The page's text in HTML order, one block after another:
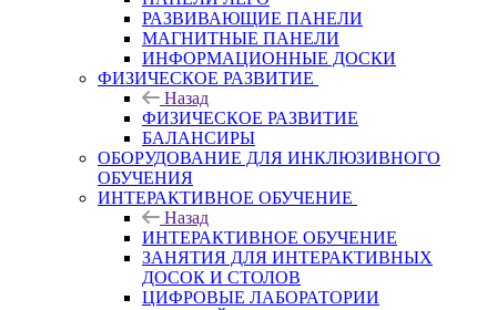
РАЗВИВАЮЩИЕ ПАНЕЛИ
МАГНИТНЫЕ ПАНЕЛИ
ИНФОРМАЦИОННЫЕ ДОСКИ
ФИЗИЧЕСКОЕ РАЗВИТИЕ
Назад
ФИЗИЧЕСКОЕ РАЗВИТИЕ
БАЛАНСИРЫ
ОБОРУДОВАНИЕ ДЛЯ ИНКЛЮЗИВНОГО
ОБУЧЕНИЯ
ИНТЕРАКТИВНОЕ ОБУЧЕНИЕ
Назад
ИНТЕРАКТИВНОЕ ОБУЧЕНИЕ
ЗАНЯТИЯ ДЛЯ ИНТЕРАКТИВНЫХ
ДОСОК И СТОЛОВ
ЦИФРОВЫЕ ЛАБОРАТОРИИ